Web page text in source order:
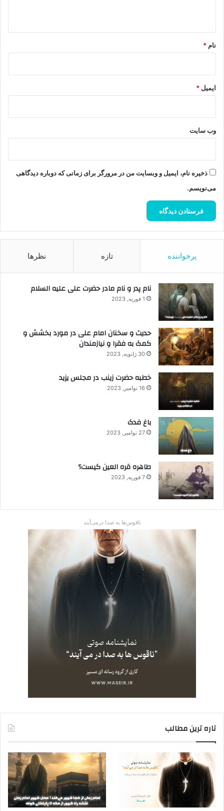
نام *
ایمیل *
وب‌ سایت
ذخیره نام، ایمیل و وبسایت من در مرورگر برای زمانی که دوباره دیدگاهی
می‌نویسم.
پرخواننده تازه نظرها
نام پدر و نام مادر حضرت علی علیه السلام
1 فوریه, 2023
حدیث و سخنان امام علی در مورد بخشش و
کمک به فقرا و نیازمندان
30 ژانویه, 2023
خطبه حضرت زینب در مجلس یزید
16 نوامبر, 2023
باغ فدک
27 نوامبر, 2023
طاهره قره العین کیست؟
7 فوریه, 2023
ناقوس‌ها به صدا در‌می‌آیند
تاره ترین مطالب